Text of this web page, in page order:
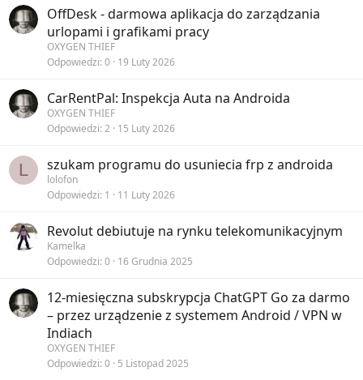
OffDesk - darmowa aplikacja do zarządzania
urlopami i grafikami pracy
OXYGEN THIEF
Odpowiedzi 0 19 Luty 2026
CarRentPal: Inspekcja Auta na Androida
OXYGEN THIEF
Odpowiedzi 2 15 Luty 2026
L szukam programu do usuniecia frp z androida
lolofon
Odpowiedzi 1 11 Luty 2026
Revolut debiutuje na rynku telekomunikacyjnym
Kamelka
Odpowiedzi 0 16 Grudnia 2025
12-miesięczna subskrypcja ChatGPT Go za darmo
– przez urządzenie z systemem Android / VPN w
Indiach
OXYGEN THIEF
Odpowiedzi 0 5 Listopad 2025